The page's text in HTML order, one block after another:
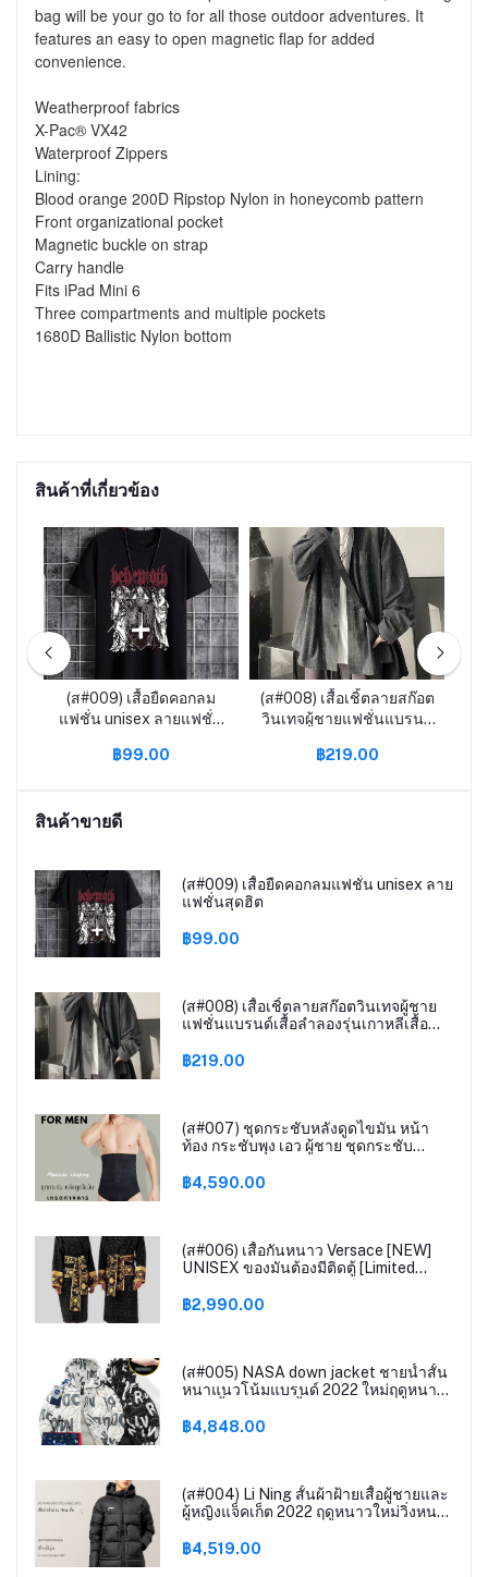
bag will be your go to for all those outdoor adventures. It
features an easy to open magnetic flap for added
convenience.
Weatherproof fabrics
X-Pac® VX42
Waterproof Zippers
Lining:
Blood orange 200D Ripstop Nylon in honeycomb pattern
Front organizational pocket
Magnetic buckle on strap
Carry handle
Fits iPad Mini 6
Three compartments and multiple pockets
1680D Ballistic Nylon bottom
สินค้าที่เกี่ยวข้อง
(ส#009) เสื้อยืดคอกลม
แฟชั่น unisex ลายแฟชั่น
฿99.00
(ส#008) เสื้อเชิ้ตลายสก๊อต
วินเทจผู้ชายแฟชั่นแบรนด์
โค้ทสไตล์ท่าเรือ BOY067
฿219.00
สินค้าขายดี
(ส#009) เสื้อยืดคอกลมแฟชั่น unisex ลาย
แฟชั่นสุดฮิต
฿99.00
(ส#008) เสื้อเชิ้ตลายสก๊อตวินเทจผู้ชาย
แฟชั่นแบรนด์เสื้อลําลองรุ่นเกาหลีเสื้อ
฿219.00
(ส#007) ชุดกระชับหลังดูดไขมัน หน้า
ท้อง กระชับพุง เอว ผู้ชาย ชุดกระชับ
฿4,590.00
(ส#006) เสื้อกันหนาว Versace [NEW]
UNISEX ของมันต้องมีติดตู้ [Limited
฿2,990.00
(ส#005) NASA down jacket ชายน้ำสั้น
หนาแนวโน้มแบรนด์ 2022 ใหม่ฤดูหนาว
฿4,848.00
(ส#004) Li Ning สั้นผ้าฝ้ายเสื้อผู้ชายและ
ผู้หญิงแจ็คเก็ต 2022 ฤดูหนาวใหม่วิ่งหนา
฿4,519.00